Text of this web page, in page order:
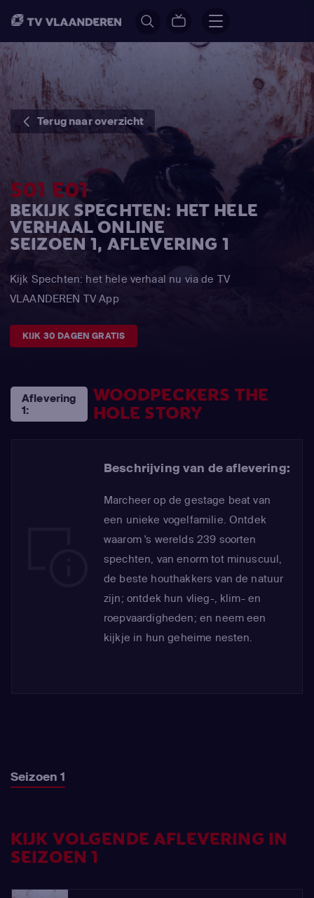
Terug naar overzicht
S01 E01
BEKIJK SPECHTEN: HET HELE
VERHAAL ONLINE
SEIZOEN 1, AFLEVERING 1
Kijk Spechten: het hele verhaal nu via de TV
VLAANDEREN TV App
KIJK 30 DAGEN GRATIS
Aflevering
1:
WOODPECKERS THE
HOLE STORY
Beschrijving van de aflevering:
Marcheer op de gestage beat van
een unieke vogelfamilie. Ontdek
waarom 's werelds 239 soorten
spechten, van enorm tot minuscuul,
de beste houthakkers van de natuur
zijn; ontdek hun vlieg-, klim- en
roepvaardigheden; en neem een
kijkje in hun geheime nesten.
Seizoen 1
KIJK VOLGENDE AFLEVERING IN
SEIZOEN 1